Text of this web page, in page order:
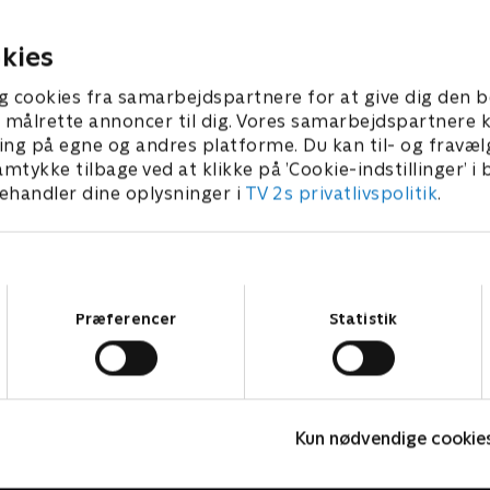
cookies fra samarbejdspartnere for at give dig den
annoncer til dig. Vores samarbejdspartnere
på egne og andres platforme. Du kan til- og
tilbage ved at klikke på ’Cookie-indstillinger’ i
dine oplysninger i TV 2s privatlivspolitik.
Præferencer Statistik
Kun nødvendige
stadig hjemme ved
mad. Så i dag kommer
Holm på besøg hos
hjælpe ham i gang med at
og pander. Niels skal
scoremiddag til Kathrine
• 29 min